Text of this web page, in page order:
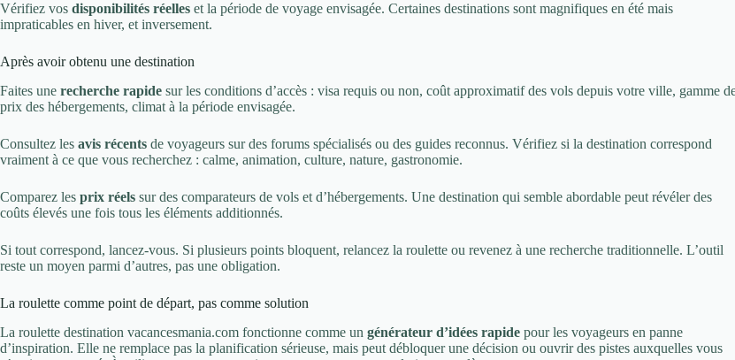
Vérifiez vos disponibilités réelles et la période de voyage envisagée. Certaines destinations sont magnifiques en été mais
impraticables en hiver, et inversement.
Après avoir obtenu une destination
Faites une recherche rapide sur les conditions d’accès : visa requis ou non, coût approximatif des vols depuis votre ville, gamme
prix des hébergements, climat à la période envisagée.
Consultez les avis récents de voyageurs sur des forums spécialisés ou des guides reconnus. Vérifiez si la destination correspond
vraiment à ce que vous recherchez : calme, animation, culture, nature, gastronomie.
Comparez les prix réels sur des comparateurs de vols et d’hébergements. Une destination qui semble abordable peut révéler des
coûts élevés une fois tous les éléments additionnés.
Si tout correspond, lancez-vous. Si plusieurs points bloquent, relancez la roulette ou revenez à une recherche traditionnelle. L’outil
reste un moyen parmi d’autres, pas une obligation.
La roulette comme point de départ, pas comme solution
La roulette destination vacancesmania.com fonctionne comme un générateur d’idées rapide pour les voyageurs en panne
d’inspiration. Elle ne remplace pas la planification sérieuse, mais peut débloquer une décision ou ouvrir des pistes auxquelles vous